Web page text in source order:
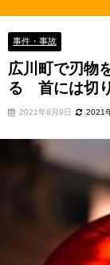
事件・事故
広川町で刃物
る 首には切
2021年8月9日 2021